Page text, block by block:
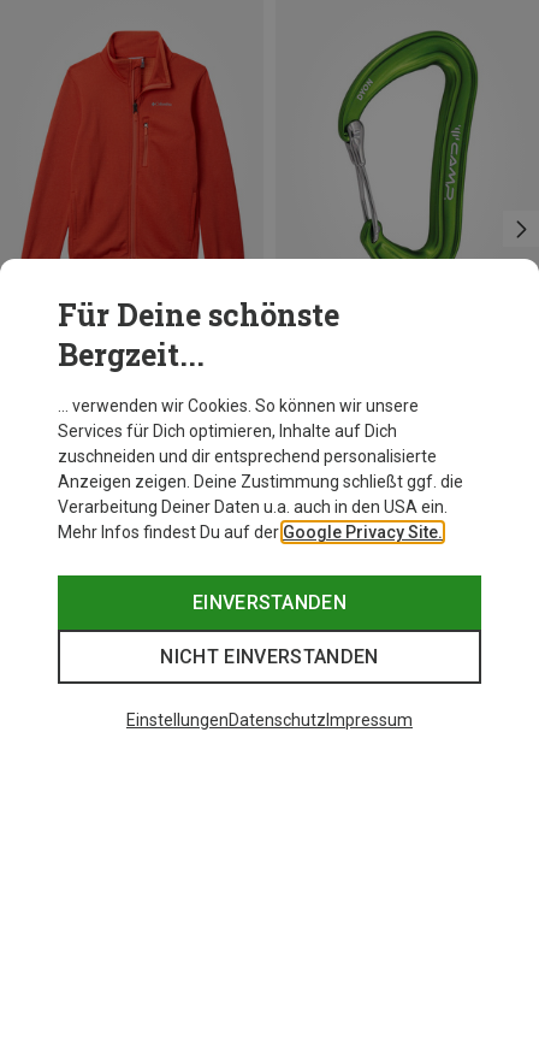
Du sparst 33%
Für Deine schönste
Bergzeit...
… verwenden wir Cookies. So können wir unsere
Services für Dich optimieren, Inhalte auf Dich
zuschneiden und dir entsprechend personalisierte
Anzeigen zeigen. Deine Zustimmung schließt ggf. die
Verarbeitung Deiner Daten u.a. auch in den USA ein.
Mehr Infos findest Du auf der Google Privacy Site.
EINVERSTANDEN
NICHT EINVERSTANDEN
EinstellungenDatenschutz Impressum